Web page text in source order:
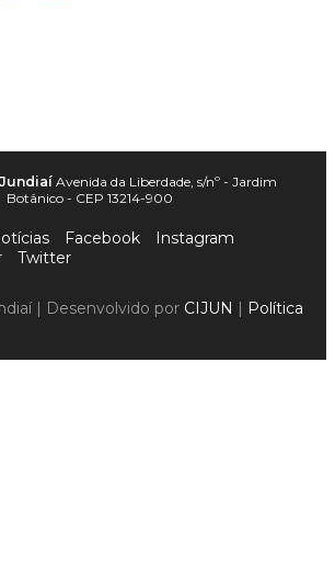
Avenida da Liberdade, s/nº - Jardim
Botânico - CEP 13214-900
Facebook
Instagram
Twitter
| Desenvolvido por CIJUN | Política